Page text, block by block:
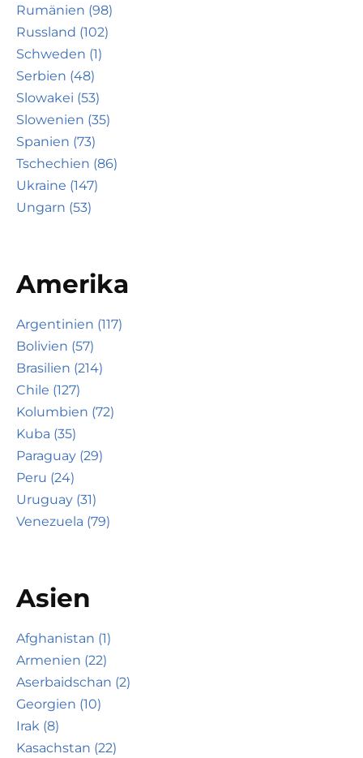
Rumänien (98)
Russland (102)
Schweden (1)
Serbien (48)
Slowakei (53)
Slowenien (35)
Spanien (73)
Tschechien (86)
Ukraine (147)
Ungarn (53)
Amerika
Argentinien (117)
Bolivien (57)
Brasilien (214)
Chile (127)
Kolumbien (72)
Kuba (35)
Paraguay (29)
Peru (24)
Uruguay (31)
Venezuela (79)
Asien
Afghanistan (1)
Armenien (22)
Aserbaidschan (2)
Georgien (10)
Irak (8)
Kasachstan (22)